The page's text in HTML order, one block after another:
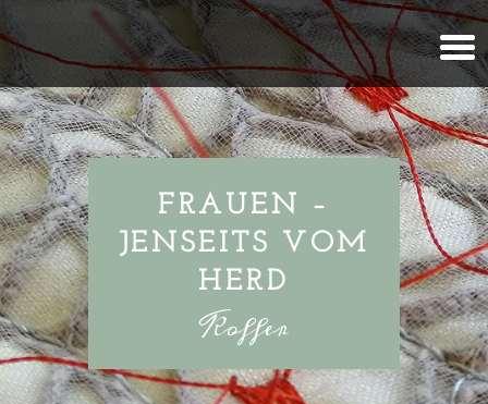
Seite wählen
FRAUEN –
JENSEITS VOM
HERD
Koffer